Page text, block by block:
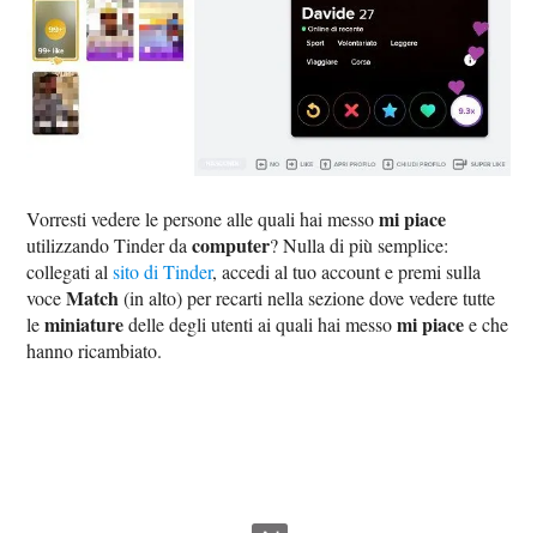
Vorresti vedere le persone alle quali hai messomi piace
utilizzando Tinder dacomputer? Nulla di più semplice:
collegati alsito di Tinder, accedi al tuo account e premi sulla
voceMatch(in alto) per recarti nella sezione dove vedere tutte
leminiaturedelle degli utenti ai quali hai messomi piacee che
hanno ricambiato.